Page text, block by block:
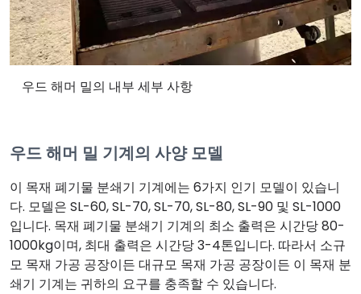
우드 해머 밀의 내부 세부 사항
우드 해머 밀 기계의 사양 모델
이 목재 폐기물 분쇄기 기계에는 6가지 인기 모델이 있습니
다. 모델은 SL-60, SL-70, SL-70, SL-80, SL-90 및 SL-1000
입니다. 목재 폐기물 분쇄기 기계의 최소 출력은 시간당 80-
1000kg이며, 최대 출력은 시간당 3-4톤입니다. 따라서 소규
모 목재 가공 공장이든 대규모 목재 가공 공장이든 이 목재 분
쇄기 기계는 귀하의 요구를 충족할 수 있습니다.